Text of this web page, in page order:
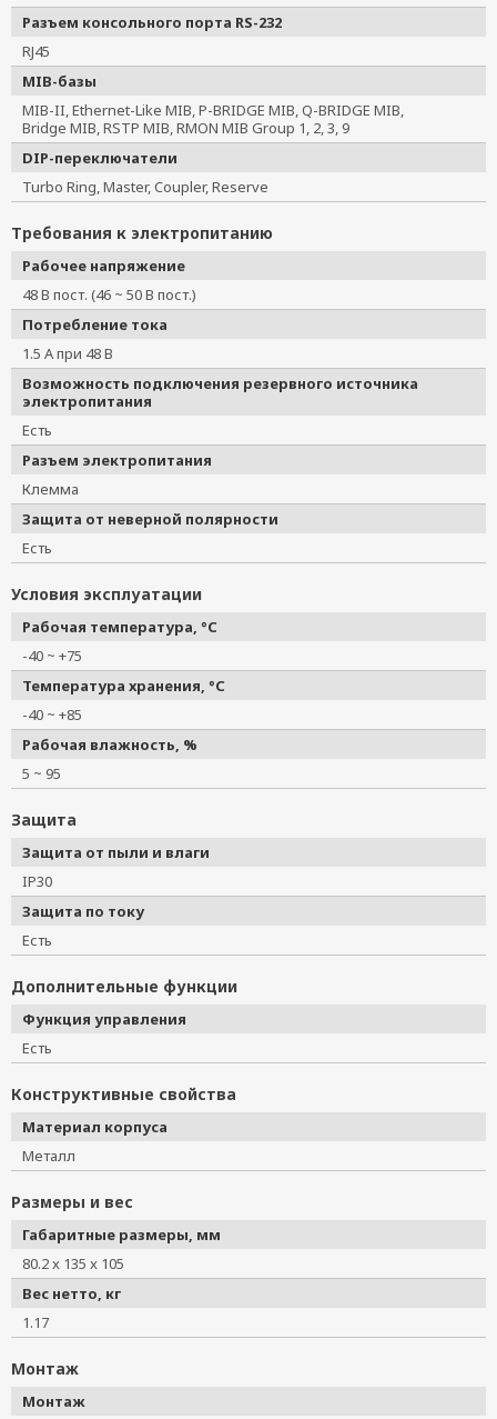
Разъем консольного порта RS-232
RJ45
MIB-базы
MIB-II, Ethernet-Like MIB, P-BRIDGE MIB, Q-BRIDGE MIB,
Bridge MIB, RSTP MIB, RMON MIB Group 1, 2, 3, 9
DIP-переключатели
Turbo Ring, Master, Coupler, Reserve
Требования к электропитанию
Рабочее напряжение
48 В пост. (46 ~ 50 В пост.)
Потребление тока
1.5 А при 48 В
Возможность подключения резервного источника
электропитания
Есть
Разъем электропитания
Клемма
Защита от неверной полярности
Есть
Условия эксплуатации
Рабочая температура, °C
-40 ~ +75
Температура хранения, °C
-40 ~ +85
Рабочая влажность, %
5 ~ 95
Защита
Защита от пыли и влаги
IP30
Защита по току
Есть
Дополнительные функции
Функция управления
Есть
Конструктивные свойства
Материал корпуса
Металл
Размеры и вес
Габаритные размеры, мм
80.2 x 135 x 105
Вес нетто, кг
1.17
Монтаж
Монтаж